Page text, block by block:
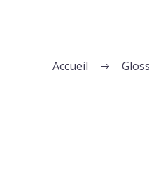
Accueil